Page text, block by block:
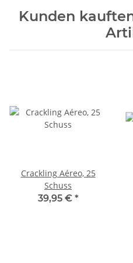
Kunden
Crackling Aéreo, 25
Schuss
39,95 € *